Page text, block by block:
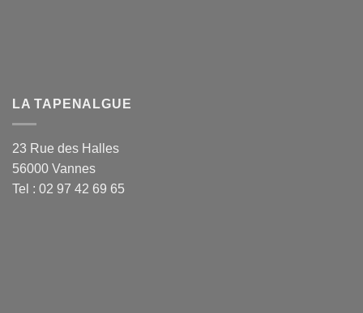
LA TAPENALGUE
23 Rue des Halles
56000 Vannes
Tel : 02 97 42 69 65